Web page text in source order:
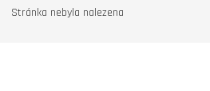
Stránka nebyla nalezena